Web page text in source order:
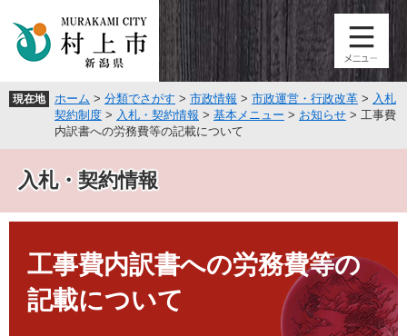
頭
飛
へ
現在地 ホーム > 分類でさがす > 市政情報 > 市政運営・行政改革 > 入札
契約制度 > 入札・契約情報 > 基本メニュー > お知らせ > 工事費
内訳書への労務費等の記載について
入札・契約情報
工事費内訳書への労務費等の
記載について